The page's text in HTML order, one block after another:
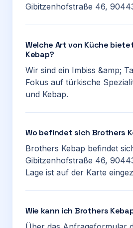
Gibitzenhofstraße 46,
Welche Art von Küche
Kebap?
Wir sind ein Imbiss &amp;
Fokus auf türkische
und Kebap.
Wo befindet sich Brothers
Brothers Kebap befindet
Gibitzenhofstraße 46,
Lage ist auf der Karte
Wie kann ich Brothers